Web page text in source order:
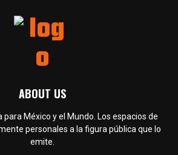
ABOUT US
para México y el Mundo. Los espacios de
personales a la figura pública que lo
emite.